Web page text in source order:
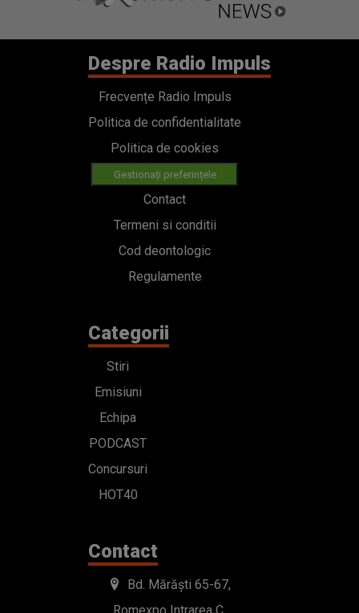
Despre Radio Impuls
Frecvențe Radio Impuls
Politica de confidentialitate
Politica de cookies
Gestionați preferințele
Contact
Termeni si conditii
Cod deontologic
Regulamente
Categorii
Stiri
Emisiuni
Echipa
PODCAST
Concursuri
HOT40
Contact
Bd. Mărăști 65-67,